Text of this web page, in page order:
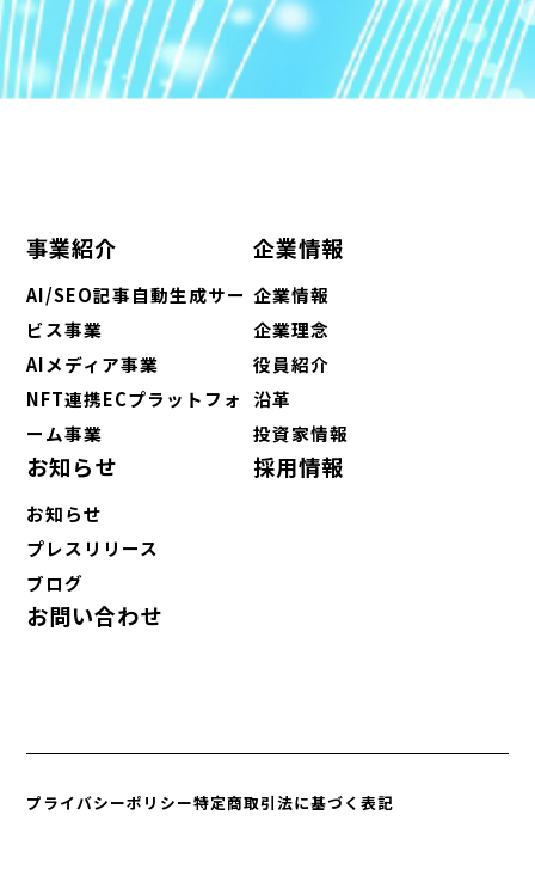
事業紹介
AI/SEO記事自動生成サー
ビス事業
AIメディア事業
NFT連携ECプラットフォ
ーム事業
企業情報
企業情報
企業理念
役員紹介
沿革
投資家情報
お知らせ
お知らせ
プレスリリース
ブログ
採用情報
お問い合わせ
プライバシーポリシー特定商取引法に基づく表記